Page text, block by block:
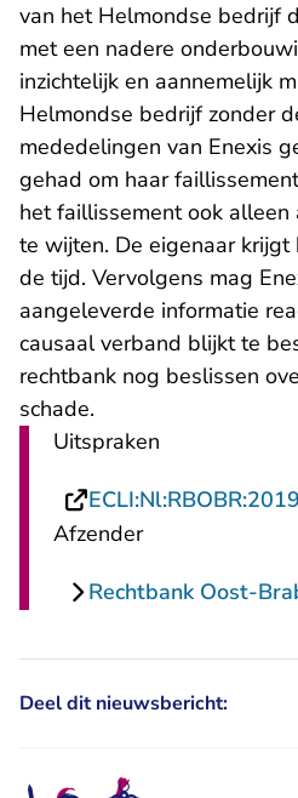
van het Helmondse bedrijf
met een nadere
inzichtelijk en aannemelijk
Helmondse bedrijf zonder
mededelingen van Enexis
gehad om haar
het faillissement ook
te wijten. De eigenaar
de tijd. Vervolgens mag
aangeleverde informatie
causaal verband blijkt te
rechtbank nog beslissen
schade.
Uitspraken
Afzender
Rechtbank Oost-
Deel dit nieuwsbericht: